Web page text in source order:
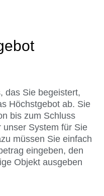
das Sie begeistert,
Höchstgebot ab. Sie
bis zum Schluss
unser System für Sie
müssen Sie einfach
eingeben, den
Objekt ausgeben